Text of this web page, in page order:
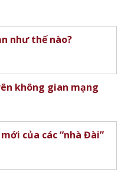
như thế nào?
không gian mạng
của các “nhà Đài”